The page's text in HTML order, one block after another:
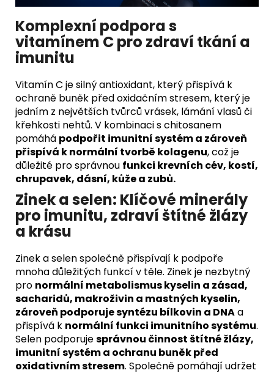
Komplexní podpora s
vitamínem C pro zdraví tkání a
imunitu
Vitamín C je silný antioxidant, který přispívá k
ochraně buněk před oxidačním stresem, který je
jedním z největších tvůrců vrásek, lámání vlasů či
křehkosti nehtů. V kombinaci s chitosanem
pomáhá podpořit imunitní systém a zároveň
přispívá k normální tvorbě kolagenu, což je
důležité pro správnou funkci krevních cév, kostí,
chrupavek, dásní, kůže a zubů.
Zinek a selen: Klíčové minerály
pro imunitu, zdraví štítné žlázy
a krásu
Zinek a selen společně přispívají k podpoře
mnoha důležitých funkcí v těle. Zinek je nezbytný
pro normální metabolismus kyselin a zásad,
sacharidů, makroživin a mastných kyselin,
zároveň podporuje syntézu bílkovin a DNAa
přispívá k normální funkci imunitního systému.
Selen podporujesprávnou činnost štítné žlázy,
imunitní systém a ochranu buněk před
oxidativním stresem. Společně pomáhají udržet